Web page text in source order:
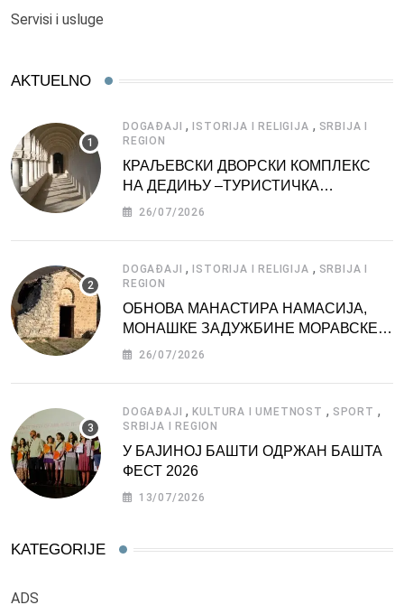
Servisi i usluge
AKTUELNO
DOGAĐAJI , ISTORIJA I RELIGIJA , SRBIJA I
REGION
КРАЉЕВСКИ ДВОРСКИ КОМПЛЕКС
НА ДЕДИЊУ –ТУРИСТИЧКА
АТРАКЦИЈА
26/07/2026
DOGAĐAJI , ISTORIJA I RELIGIJA , SRBIJA I
REGION
ОБНОВА МАНАСТИРА НАМАСИЈА,
МОНАШКЕ ЗАДУЖБИНЕ МОРАВСКЕ
СРБИЈЕ
26/07/2026
DOGAĐAJI ,KULTURA I UMETNOST , SPORT ,
SRBIJA I REGION
У БАЈИНОЈ БАШТИ ОДРЖАН БАШТА
ФЕСТ 2026
13/07/2026
KATEGORIJE
ADS